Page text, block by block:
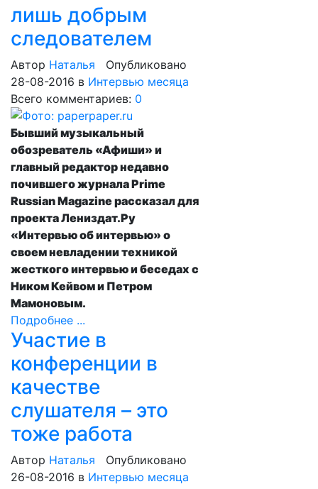
лишь добрым
следователем
Автор Наталья
Опубликовано
28-08-2016 в Интервью месяца
Всего комментариев: 0
Бывший музыкальный
обозреватель «Афиши» и
главный редактор недавно
почившего журнала Prime
Russian Magazine рассказал для
проекта Лениздат.Ру
«Интервью об интервью» о
своем невладении техникой
жесткого интервью и беседах с
Ником Кейвом и Петром
Мамоновым.
Подробнее ...
Участие в
конференции в
качестве
слушателя – это
тоже работа
Автор Наталья
Опубликовано
26-08-2016 в Интервью месяца